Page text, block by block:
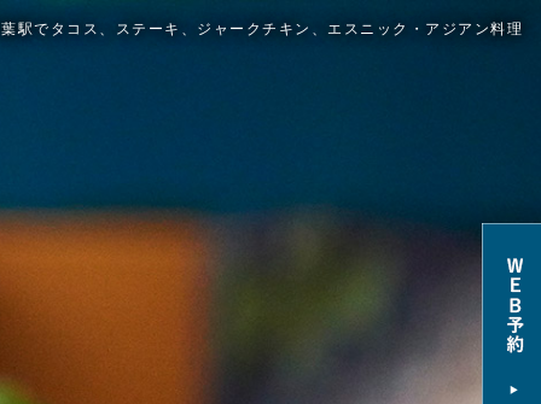
駅でタコス、ステーキ、ジャークチキン、エスニック・アジアン料理